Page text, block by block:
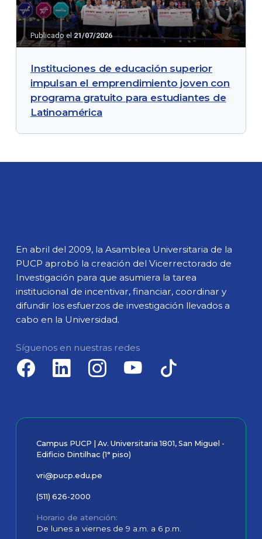
Publicado el21/07/2026
Instituciones de educación superior
impulsan el emprendimiento joven con
programa gratuito para estudiantes de
Latinoamérica
En abril del 2009, la Asamblea Universitaria de la
PUCP aprobó la creación del Vicerrectorado de
Investigación para que asumiera la tarea
institucional de incentivar, financiar, coordinar y
difundir los esfuerzos de investigación llevados a
cabo en la Universidad.
Síguenos en nuestras redes
Campus PUCP | Av. Universitaria 1801, San Miguel -
Edificio Dintilhac (1° piso)
vri@pucp.edu.pe
(511) 626-2000
Horario de atención
De lunes a viernes de 9 a.m. a 6 p.m.